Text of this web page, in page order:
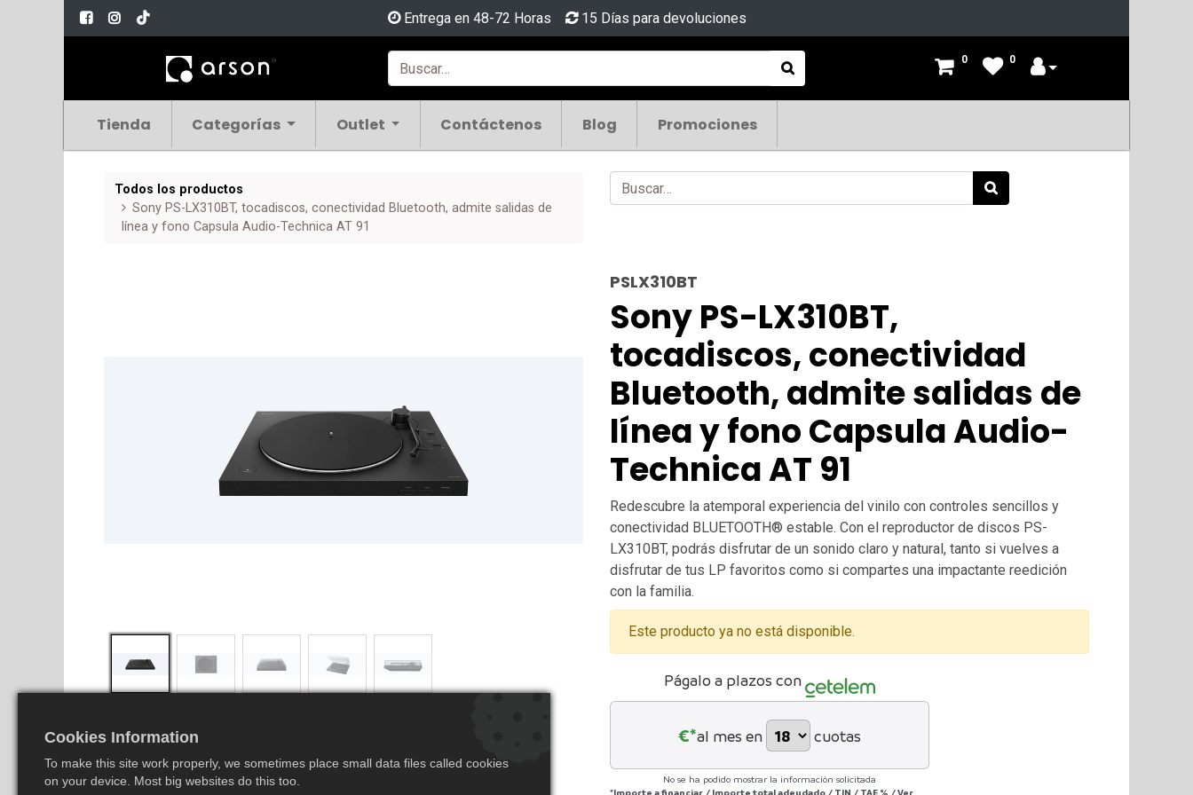
Entrega en 48-72 Horas 15 Días para devoluciones
0 0
Tienda Categorías Outlet Contáctenos Blog Promociones
Todos los productos
Sony PS-LX310BT, tocadiscos, conectividad Bluetooth, admite salidas de
línea y fono Capsula Audio-Technica AT 91
PSLX310BT
Sony PS-LX310BT,
tocadiscos, conectividad
Bluetooth, admite salidas de
línea y fono Capsula Audio-
Technica AT 91
Redescubre la atemporal experiencia del vinilo con controles sencillos y
conectividad BLUETOOTH® estable. Con el reproductor de discos PS-
LX310BT, podrás disfrutar de un sonido claro y natural, tanto si vuelves a
disfrutar de tus LP favoritos como si compartes una impactante reedición
con la familia.
Este producto ya no está disponible.
Págalo a plazos con
€*al mes en cuotas
No se ha podido mostrar la información solicitada
*Importe a financiar / Importe total adeudado / TIN / TAE % /Ver
Cookies Information
To make this site work properly, we sometimes place small data files called cookies
on your device. Most big websites do this too.